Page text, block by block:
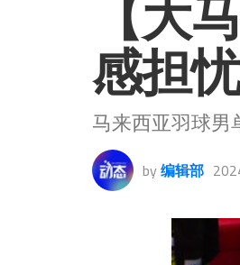
【大
感担忧
马来西亚羽球男
by 编辑部